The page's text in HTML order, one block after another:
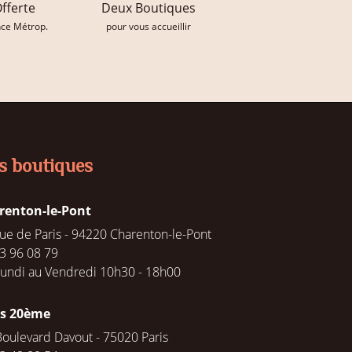
Métrop.
Deux Boutiques
pour vous accueillir
boutiques
le-Pont
de Paris - 94220 Charenton-le-Pont
96 08 79
au Vendredi 10h30 - 18h00
20ème
Davout - 75020 Paris